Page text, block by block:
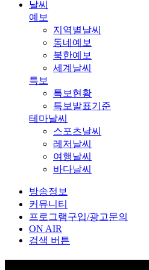
날씨
예보
지역별날씨
동네예보
북한예보
세계날씨
특보
특보현황
특보발표기준
테마날씨
스포츠날씨
레저날씨
여행날씨
바다날씨
방송정보
커뮤니티
프로그램구입/광고문의
ON AIR
검색 버튼